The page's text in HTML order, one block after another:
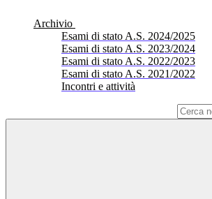
Archivio
Esami di stato A.S. 2024/2025
Esami di stato A.S. 2023/2024
Esami di stato A.S. 2022/2023
Esami di stato A.S. 2021/2022
Incontri e attività